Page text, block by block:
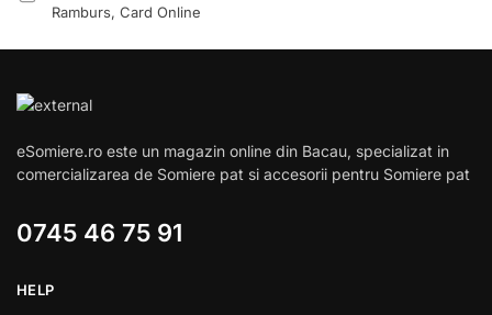
Ramburs, Card Online
eSomiere.ro este un magazin online din Bacau, specializat in
comercializarea de Somiere pat si accesorii pentru Somiere pat
0745 46 75 91
HELP